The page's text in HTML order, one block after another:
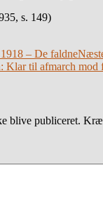
s. 149)
– De faldne
Klar til afmarch mod
blive publiceret.